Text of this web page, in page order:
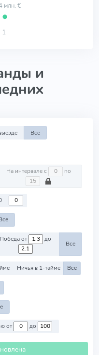
млн. €
⬤
1
и
Все
На интервале с по
Победа от до
Все
Ничья в 1-тайме Все
Против команд со стоимостью от до